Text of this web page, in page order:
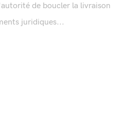
de boucler la livraison
juridiques...